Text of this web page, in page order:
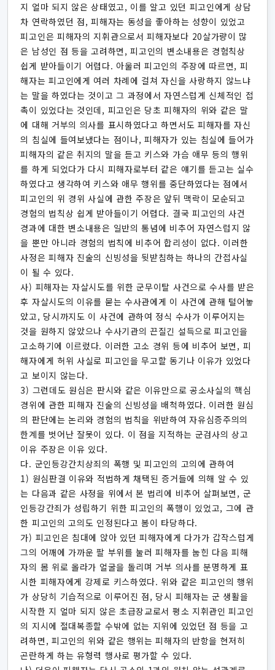
지 얼마 되지 않은 상태였고, 이를 알고 있던 피고인에게 상담
차 연락하였던 점, 피해자는 동성을 좋아하는 성향이 있었고
피고인은 피해자의 지휘관으로서 피해자보다 20살가량이 많
은 남성인 점 등을 고려하면, 피고인의 변소내용은 경험칙상
쉽게 받아들이기 어렵다. 아울러 피고인의 주장에 따르면, 피
해자는 피고인에게 여러 차례에 걸쳐 자신을 사랑하지 않느냐
는 말을 하였다는 것이고 그 과정에서 자연스럽게 신체적인 접
촉이 있었다는 것인데, 피고인은 당초 피해자의 위와 같은 말
에 대해 거부의 의사를 표시하였다고 하면서도 피해자를 자신
의 침실에 들여보냈다는 점이나, 피해자가 있는 침실에 들어가
피해자의 같은 취지의 말을 듣고 키스와 가슴 애무 등의 행위
를 하게 되었다가 다시 피해자로부터 같은 얘기를 듣고는 실수
하였다고 생각하여 키스와 애무 행위를 중단하였다는 점에서
피고인의 위 경위 사실에 관한 주장은 앞뒤 맥락이 모순되고
경험의 법칙상 쉽게 받아들이기 어렵다. 결국 피고인의 사건
경과에 대한 변소내용은 일반의 통념에 비추어 자연스럽지 않
을 뿐만 아니라 경험의 법칙에 비추어 합리성이 없다. 이러한
사정은 피해자 진술의 신빙성을 뒷받침하는 하나의 간접사실
이 될 수 있다.
사) 피해자는 자살시도를 위한 군무이탈 사건으로 수사를 받은
후 자살시도의 이유를 묻는 수사관에게 이 사건에 관해 털어놓
았고, 당시까지도 이 사건에 관하여 정식 수사가 이루어지는
것을 원하지 않았으나 수사기관의 끈질긴 설득으로 피고인을
고소하기에 이르렀다. 이러한 고소 경위 등에 비추어 보면, 피
해자에게 허위 사실로 피고인을 무고할 동기나 이유가 있었다
고 보이지 않는다.
3) 그런데도 원심은 판시와 같은 이유만으로 공소사실의 핵심
경위에 관한 피해자 진술의 신빙성을 배척하였다. 이러한 원심
의 판단에는 논리와 경험의 법칙을 위반하여 자유심증주의의
한계를 벗어난 잘못이 있다. 이 점을 지적하는 군검사의 상고
이유 주장은 이유 있다.
다. 군인등강간치상죄의 폭행 및 피고인의 고의에 관하여
1) 원심판결 이유와 적법하게 채택된 증거들에 의해 알 수 있
는 다음과 같은 사정을 위에서 본 법리에 비추어 살펴보면, 군
인등강간죄가 성립하기 위한 피고인의 폭행이 있었고, 그에 관
한 피고인의 고의도 인정된다고 봄이 타당하다.
가) 피고인은 침대에 앉아 있던 피해자에게 다가가 갑작스럽게
그의 어깨에 가까운 팔 부위를 눌러 피해자를 눕힌 다음 피해
자의 몸 위로 올라가 얼굴을 돌리며 거부 의사를 분명하게 표
시한 피해자에게 강제로 키스하였다. 위와 같은 피고인의 행위
가 상당히 기습적으로 이루어진 점, 당시 피해자는 군 생활을
시작한 지 얼마 되지 않은 초급장교로서 평소 지휘관인 피고인
의 지시에 절대복종할 수밖에 없는 지위에 있었던 점 등을 고
려하면, 피고인의 위와 같은 행위는 피해자의 반항을 현저히
곤란하게 하는 유형력 행사로 평가할 수 있다.